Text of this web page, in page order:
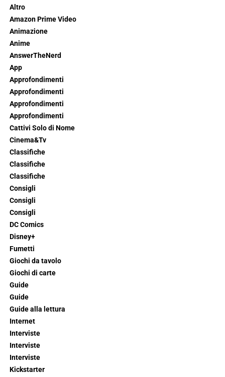
Altro
Amazon Prime Video
Animazione
Anime
AnswerTheNerd
App
Approfondimenti
Approfondimenti
Approfondimenti
Approfondimenti
Cattivi Solo di Nome
Cinema&Tv
Classifiche
Classifiche
Classifiche
Consigli
Consigli
Consigli
DC Comics
Disney+
Fumetti
Giochi da tavolo
Giochi di carte
Guide
Guide
Guide alla lettura
Internet
Interviste
Interviste
Interviste
Kickstarter